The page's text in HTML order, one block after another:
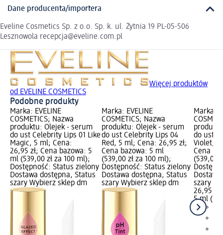
Dane producenta/importera
Eveline Cosmetics Sp. z o.o. Sp. k. ul. Żytnia 19 PL-05-506
Lesznowola recepcja@eveline.com.pl
Więcej produktów
od EVELINE COSMETICS
Podobne produkty
Marka: EVELINE
COSMETICS; Nazwa
produktu: Olejek - serum
do ust Celebrity Lips 01 Like
Magic, 5 ml; Cena:
26,95 zł; Cena bazowa: 5
ml (539,00 zł za 100 ml);
Dostępność: Status zielony
Dostawa dostępna, Status
szary Wybierz sklep dm
Marka: EVELINE
COSMETICS; Nazwa
produktu: Olejek - serum
do ust Celebrity Lips 04
Red, 5 ml; Cena: 26,95 zł;
Cena bazowa: 5 ml
(539,00 zł za 100 ml);
Dostępność: Status zielony
Dostawa dostępna, Status
szary Wybierz sklep dm
Marka:
do ust
Violet, 5
Cena
(539,00
szary
26,95 zł
5 ml